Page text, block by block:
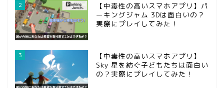
2
【中毒性の高いスマホアプリ】パ
ーキングジャム 3Dは面白いの？
実際にプレイしてみた！
3
【中毒性の高いスマホアプリ】
Sky 星を紡ぐ子どもたちは面白い
の？実際にプレイしてみた！